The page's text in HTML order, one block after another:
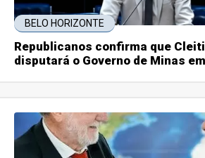
BELO HORIZONTE
Republicanos confirma que
disputará o Governo de Minas